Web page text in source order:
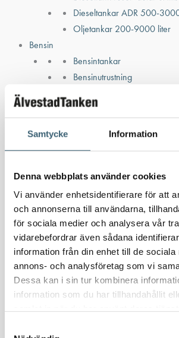
Samtycke Information
Denna webbplats använder cookies
Vi använder enhetsidentifierare för att
och annonserna till användarna,
för sociala medier och analysera vår
vidarebefordrar även sådana
information från din enhet till de sociala
annons- och analysföretag som vi
Dessa kan i sin tur kombinera
information som du har tillhandahållit
Dieseltankar ADR 500-
Oljetankar 200-9000 liter
Bensin
Bensintankar
Bensinutrustning
Kem
Verkstad
Uppsamlingskärl för fat & IBC
Spilloljetankar & utrustning
Oljepumpar & tillbehör
Förvaringslådor & sandlådor
Uthyrning
Kundcase
Om oss
Nyheter
Kontakt